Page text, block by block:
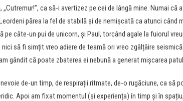
„Cutremur!”, ca să-i avertizez pe cei de lângă mine. Numai
părea la fel de stabilă și de nemișcată ca atunci când
pe câte-un pui de unicorn, și Paul, torcând agale la fuiorul
să fi simțit vreo adiere de teamă ori vreo zgâlțâire
gândit că poate zbaterea ei nebună a generat mișcarea
de-un timp, de respirații ritmate, de-o rugăciune, ca să
Apoi am fixat momentul (și experiența) în timp și în